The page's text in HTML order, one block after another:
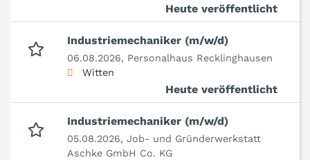
Heute veröffentlicht
Industriemechaniker (m/w/d)
06.08.2026, Personalhaus Recklinghausen
Witten
Heute veröffentlicht
Industriemechaniker (m/w/d)
05.08.2026, Job- und Gründerwerkstatt
Aschke GmbH Co. KG